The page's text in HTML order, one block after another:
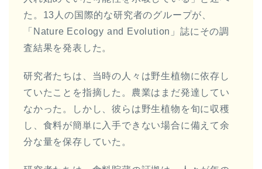
た。13人の国際的な研究者のグループが、
「Nature Ecology and Evolution」誌にその調
査結果を発表した。
研究者たちは、当時の人々は野生植物に依存し
ていたことを指摘した。農業はまだ発達してい
なかった。しかし、彼らは野生植物を旬に収穫
し、食料が簡単に入手できない場合に備えて余
分な量を保存していた。